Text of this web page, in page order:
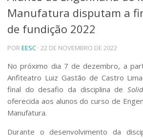
Telefones e Mapas
Pessoas
Ensino
Graduação
Educação a distância
Cursos de Extensão
Pesquisa e Inovação
Linhas de Pesquisa
Centros, Núcleos e Projetos em Rede
Pós-doutorado
Manufatura disputam a
de fundição 2022
POREESC · 22 DE NOVEMBRO DE 2022
No próximo dia 7 de dezembro, a
Anfiteatro Luiz Gastão de Castro Lima
final do desafio da disciplina de
oferecida aos alunos do curso de
Manufatura.
Durante o desenvolvimento da